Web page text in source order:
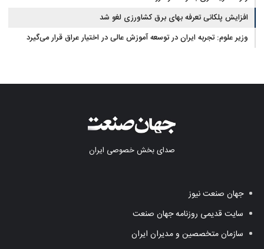
افزایش پلکانی تعرفه بهای برق کشاورزی لغو شد
وزیر علوم: تجربه ایران در توسعه آموزش عالی در اختیار عراق قرار می‌گیرد
صدای بخش خصوصی ایران
جهان صنعت نیوز
سایت قدیمی روزنامه جهان صنعت
سازمان متخصصین و مدیران ایران